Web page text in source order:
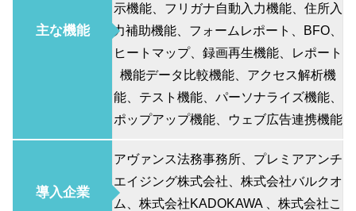
主な機能
示機能、フリガナ自動入力機能、住所入
力補助機能、フォームレポート、BFO、
ヒートマップ、録画再生機能、レポート
機能データ比較機能、アクセス解析機
能、テスト機能、パーソナライズ機能、
ポップアップ機能、ウェブ広告連携機能
導入企業
アヴァンス法務事務所、プレミアアンチ
エイジング株式会社、株式会社バルクオ
ム、株式会社KADOKAWA 、株式会社こ